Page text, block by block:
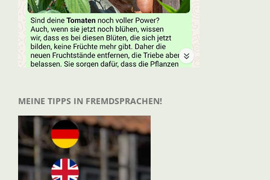
MEINE TIPPS IN FREMDSPRACHEN!